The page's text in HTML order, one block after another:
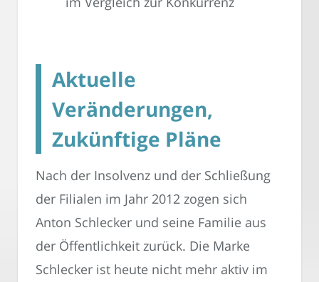
Aktuelle
Veränderungen,
Zukünftige Pläne
Nach der Insolvenz und der Schließung
der Filialen im Jahr 2012 zogen sich
Anton Schlecker und seine Familie aus
der Öffentlichkeit zurück. Die Marke
Schlecker ist heute nicht mehr aktiv im